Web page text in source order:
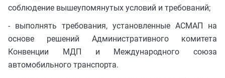
соблюдение вышеупомянутых условий и требований;
- выполнять требования, установленные АСМАП на
основе решений Административного комитета
Конвенции МДП и Международного союза
автомобильного транспорта.